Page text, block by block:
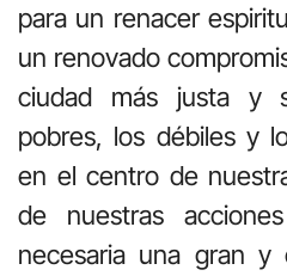
para un renacer
un renovado
ciudad más justa y
pobres, los débiles y
en el centro de
de nuestras
necesaria una gran y